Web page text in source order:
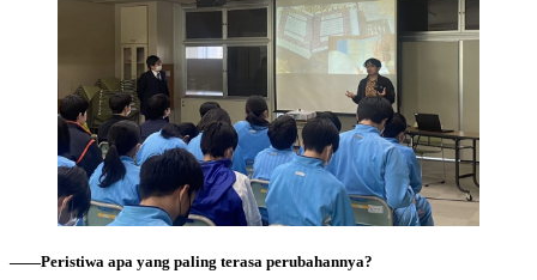
――Peristiwa apa yang paling terasa perubahannya?